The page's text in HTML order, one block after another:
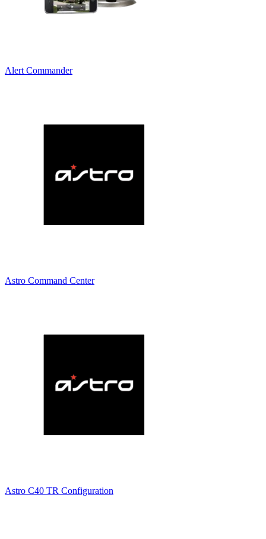
Alert Commander
Astro Command Center
Astro C40 TR Configuration